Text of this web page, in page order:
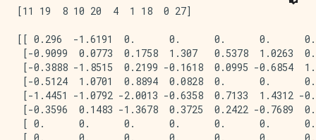
[11 19  8 10 20  4  1 18  0 27]
[[ 0.296  -1.6191  0.      0.      0.      0.
[-0.9099  0.0773  0.1758  1.307   0.5378  1.0263
[-0.3888 -1.8515  0.2199 -0.1618  0.0995 -0.6854
[-0.5124  1.0701  0.8894  0.0828  0.      0.
[-1.4451 -1.0792 -2.0013 -0.6358  0.7133  1.4312
[-0.3596  0.1483 -1.3678  0.3725  0.2422 -
[ 0.      0.      0.      0.      0.      0.